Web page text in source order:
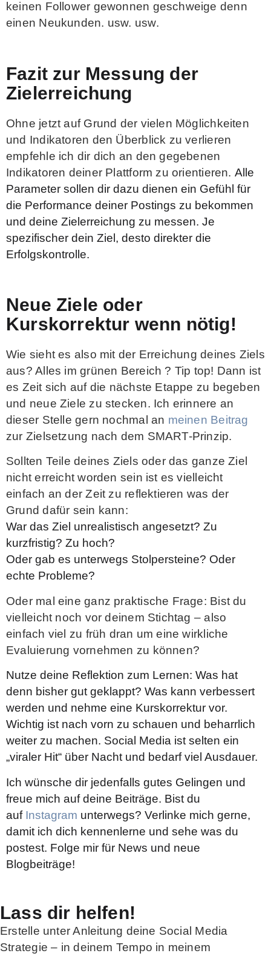
keinen Follower gewonnen geschweige denn
einen Neukunden. usw. usw.
Fazit zur Messung der
Zielerreichung
Ohne jetzt auf Grund der vielen Möglichkeiten
und Indikatoren den Überblick zu verlieren
empfehle ich dir dich an den gegebenen
Indikatoren deiner Plattform zu orientieren. Alle
Parameter sollen dir dazu dienen ein Gefühl für
die Performance deiner Postings zu bekommen
und deine Zielerreichung zu messen. Je
spezifischer dein Ziel, desto direkter die
Erfolgskontrolle.
Neue Ziele oder
Kurskorrektur wenn nötig!
Wie sieht es also mit der Erreichung deines Ziels
aus? Alles im grünen Bereich ? Tip top! Dann ist
es Zeit sich auf die nächste Etappe zu begeben
und neue Ziele zu stecken. Ich erinnere an
dieser Stelle gern nochmal an meinen Beitrag
zur Zielsetzung nach dem SMART-Prinzip.
Sollten Teile deines Ziels oder das ganze Ziel
nicht erreicht worden sein ist es vielleicht
einfach an der Zeit zu reflektieren was der
Grund dafür sein kann:
War das Ziel unrealistisch angesetzt? Zu
kurzfristig? Zu hoch?
Oder gab es unterwegs Stolpersteine? Oder
echte Probleme?
Oder mal eine ganz praktische Frage: Bist du
vielleicht noch vor deinem Stichtag – also
einfach viel zu früh dran um eine wirkliche
Evaluierung vornehmen zu können?
Nutze deine Reflektion zum Lernen: Was hat
denn bisher gut geklappt? Was kann verbessert
werden und nehme eine Kurskorrektur vor.
Wichtig ist nach vorn zu schauen und beharrlich
weiter zu machen. Social Media ist selten ein
„viraler Hit“ über Nacht und bedarf viel Ausdauer.
Ich wünsche dir jedenfalls gutes Gelingen und
freue mich auf deine Beiträge. Bist du
auf Instagram unterwegs? Verlinke mich gerne,
damit ich dich kennenlerne und sehe was du
postest. Folge mir für News und neue
Blogbeiträge!
Lass dir helfen!
Erstelle unter Anleitung deine Social Media
Strategie – in deinem Tempo in meinem